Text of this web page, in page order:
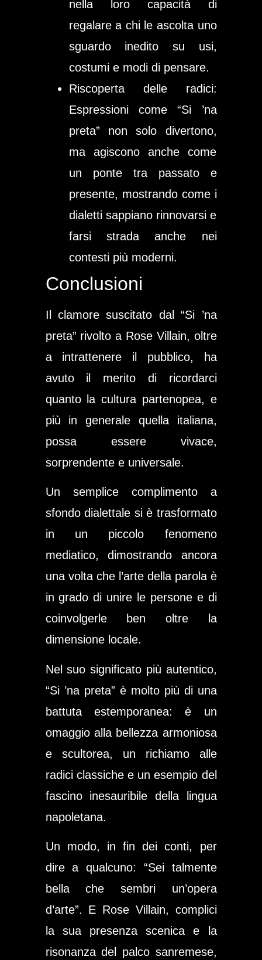
nella loro capacità di
regalare a chi le ascolta uno
sguardo inedito su usi,
costumi e modi di pensare.
Riscoperta delle radici:
Espressioni come “Si ’na
preta” non solo divertono,
ma agiscono anche come
un ponte tra passato e
presente, mostrando come i
dialetti sappiano rinnovarsi e
farsi strada anche nei
contesti più moderni.
Conclusioni
Il clamore suscitato dal “Si ’na
preta” rivolto a Rose Villain, oltre
a intrattenere il pubblico, ha
avuto il merito di ricordarci
quanto la cultura partenopea, e
più in generale quella italiana,
possa essere vivace,
sorprendente e universale.
Un semplice complimento a
sfondo dialettale si è trasformato
in un piccolo fenomeno
mediatico, dimostrando ancora
una volta che l’arte della parolaè
in grado di unire le persone e di
coinvolgerle ben oltre la
dimensione locale.
Nel suo significato più autentico,
“Si ’na preta” è molto più di una
battuta estemporanea: è un
omaggio alla bellezza armoniosa
e scultorea, un richiamo alle
radici classiche e un esempio del
fascino inesauribile della lingua
napoletana.
Un modo, in fin dei conti, per
dire a qualcuno: “Sei talmente
bella che sembri un’opera
d’arte”. E Rose Villain, complici
la sua presenza scenica e la
risonanza del palco sanremese,